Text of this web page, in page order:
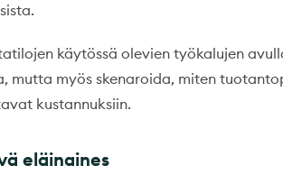
käytössä olevien työkalujen
mutta myös skenaroida, miten
kustannuksiin.
eläinaines